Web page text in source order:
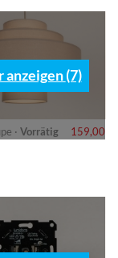
· Vorrätig 159,00
Mehr anzeigen (7)